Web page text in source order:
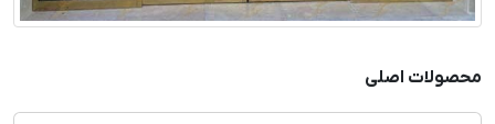
محصولات اصلی